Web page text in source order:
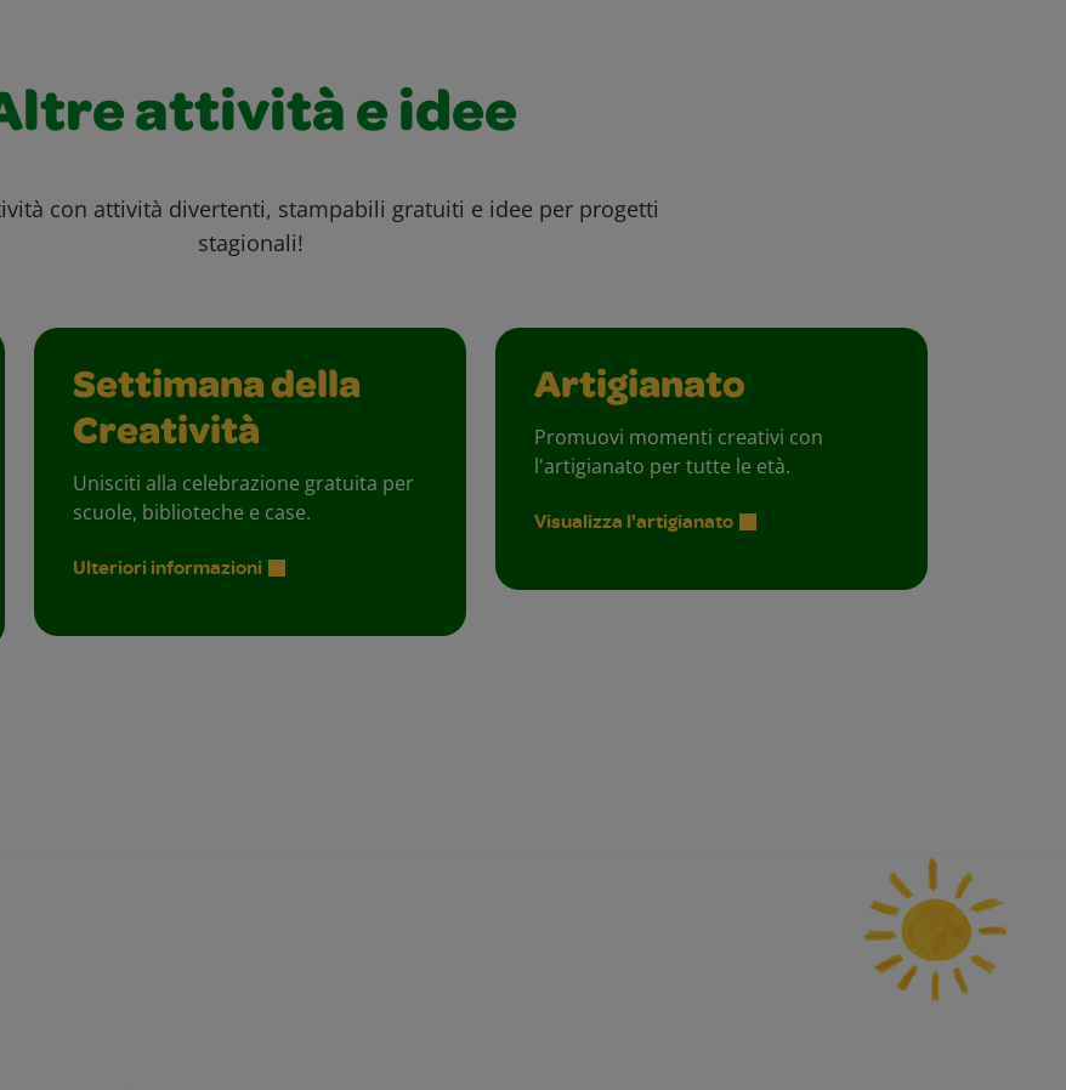
attività e idee
con attività divertenti, stampabili gratuiti e idee per progetti
stagionali!
Settimana della
Creatività
Unisciti alla celebrazione gratuita per
scuole, biblioteche e case.
Ulteriori informazioni
Artigianato
Promuovi momenti creativi con
l'artigianato per tutte le età.
Visualizza l'artigianato